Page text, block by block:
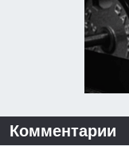
Комментарии